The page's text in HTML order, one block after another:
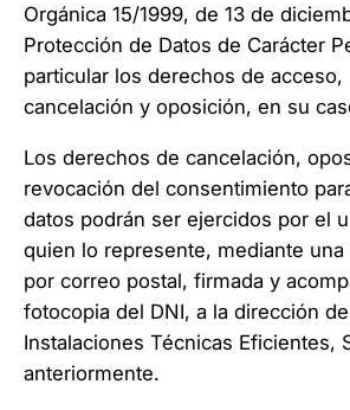
Orgánica 15/1999, de 13 de
Protección de Datos de Carácter
particular los derechos de acceso,
cancelación y oposición, en su
Los derechos de cancelación,
revocación del consentimiento
datos podrán ser ejercidos por el
quien lo represente, mediante
por correo postal, firmada y
fotocopia del DNI, a la dirección
Instalaciones Técnicas Eficientes,
anteriormente.